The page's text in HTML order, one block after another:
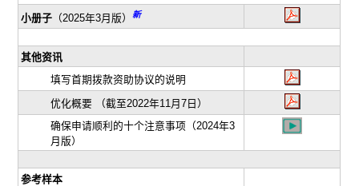
小册子 （2025年3月版）新
其他资讯
填写首期拨款资助协议的说明
优化概要 （截至2022年11月7日）
确保申请顺利的十个注意事项（2024年3
月版）
参考样本